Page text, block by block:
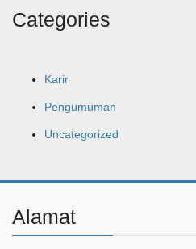
Categories
Karir
Pengumuman
Uncategorized
Alamat